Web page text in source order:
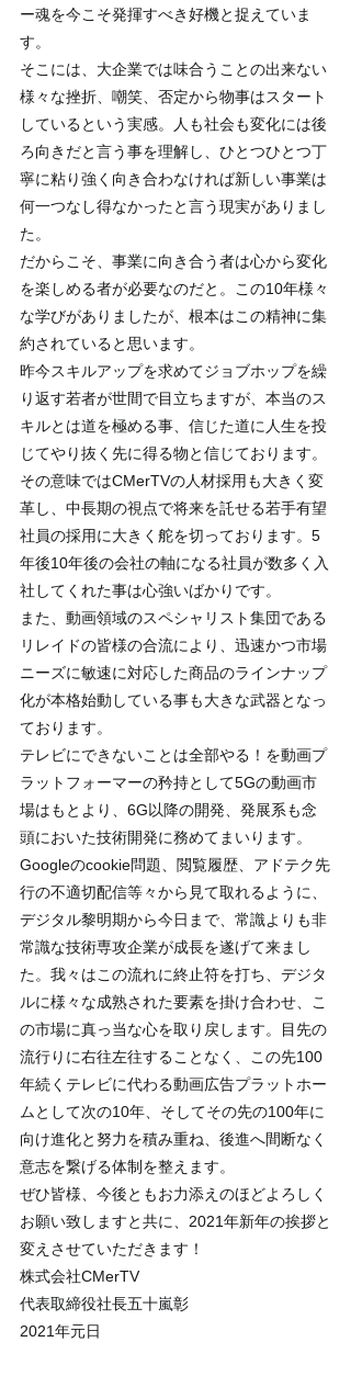
ー魂を今こそ発揮すべき好機と捉えていま
す。
そこには、大企業では味合うことの出来ない
様々な挫折、嘲笑、否定から物事はスタート
しているという実感。人も社会も変化には後
ろ向きだと言う事を理解し、ひとつひとつ丁
寧に粘り強く向き合わなければ新しい事業は
何一つなし得なかったと言う現実がありまし
た。
だからこそ、事業に向き合う者は心から変化
を楽しめる者が必要なのだと。この10年様々
な学びがありましたが、根本はこの精神に集
約されていると思います。
昨今スキルアップを求めてジョブホップを繰
り返す若者が世間で目立ちますが、本当のス
キルとは道を極める事、信じた道に人生を投
じてやり抜く先に得る物と信じております。
その意味ではCMerTVの人材採用も大きく変
革し、中長期の視点で将来を託せる若手有望
社員の採用に大きく舵を切っております。5
年後10年後の会社の軸になる社員が数多く入
社してくれた事は心強いばかりです。
また、動画領域のスペシャリスト集団である
リレイドの皆様の合流により、迅速かつ市場
ニーズに敏速に対応した商品のラインナップ
化が本格始動している事も大きな武器となっ
ております。
テレビにできないことは全部やる！を動画プ
ラットフォーマーの矜持として5Gの動画市
場はもとより、6G以降の開発、発展系も念
頭においた技術開発に務めてまいります。
Googleのcookie問題、閲覧履歴、アドテク先
行の不適切配信等々から見て取れるように、
デジタル黎明期から今日まで、常識よりも非
常識な技術専攻企業が成長を遂げて来まし
た。我々はこの流れに終止符を打ち、デジタ
ルに様々な成熟された要素を掛け合わせ、こ
の市場に真っ当な心を取り戻します。目先の
流行りに右往左往することなく、この先100
年続くテレビに代わる動画広告プラットホー
ムとして次の10年、そしてその先の100年に
向け進化と努力を積み重ね、後進へ間断なく
意志を繋げる体制を整えます。
ぜひ皆様、今後ともお力添えのほどよろしく
お願い致しますと共に、2021年新年の挨拶と
変えさせていただきます！
株式会社CMerTV
代表取締役社長五十嵐彰
2021年元日